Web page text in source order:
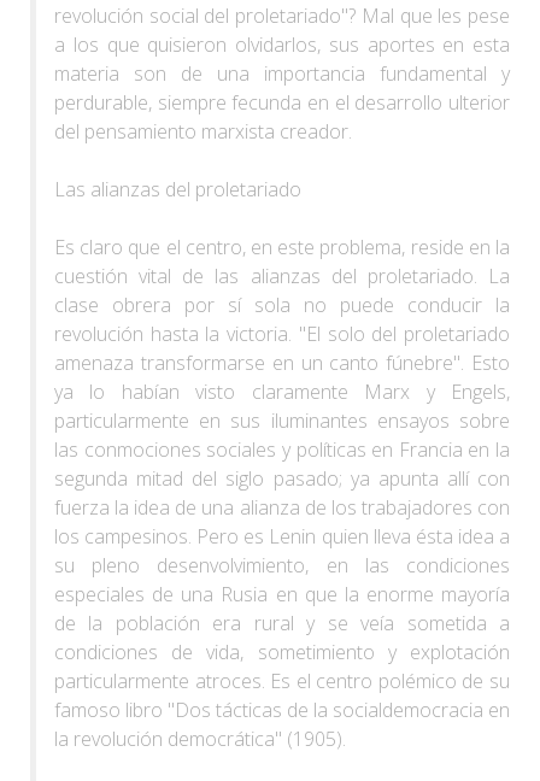
revolución social del proletariado"? Mal que les pese
a los que quisieron olvidarlos, sus aportes en esta
materia son de una importancia fundamental y
perdurable, siempre fecunda en el desarrollo ulterior
del pensamiento marxista creador.
Las alianzas del proletariado
Es claro que el centro, en este problema, reside en la
cuestión vital de las alianzas del proletariado. La
clase obrera por sí sola no puede conducir la
revolución hasta la victoria. "El solo del proletariado
amenaza transformarse en un canto fúnebre". Esto
ya lo habían visto claramente Marx y Engels,
particularmente en sus iluminantes ensayos sobre
las conmociones sociales y políticas en Francia en la
segunda mitad del siglo pasado; ya apunta allí con
fuerza la idea de una alianza de los trabajadores con
los campesinos. Pero es Lenin quien lleva ésta idea a
su pleno desenvolvimiento, en las condiciones
especiales de una Rusia en que la enorme mayoría
de la población era rural y se veía sometida a
condiciones de vida, sometimiento y explotación
particularmente atroces. Es el centro polémico de su
famoso libro "Dos tácticas de la socialdemocracia en
la revolución democrática" (1905).